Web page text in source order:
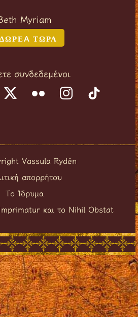
Myriam
ΔΩΡΕA ΤΩΡΑ
συνδεδεμένοι
Vassula Rydén
απορρήτου
Το Ίδρυμα
και το Nihil Obstat